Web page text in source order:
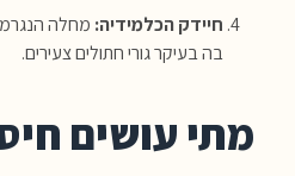
חיידק הכלמידיה: מחלה
בה בעיקר גורי חתולים צעירים.
מתי עושים